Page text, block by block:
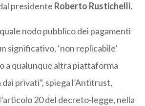
presidente Roberto Rustichelli.
nodo pubblico dei pagamenti
significativo, ‘non replicabile’
a qualunque altra piattaforma
privati”, spiega l’Antitrust,
20 del decreto-legge, nella